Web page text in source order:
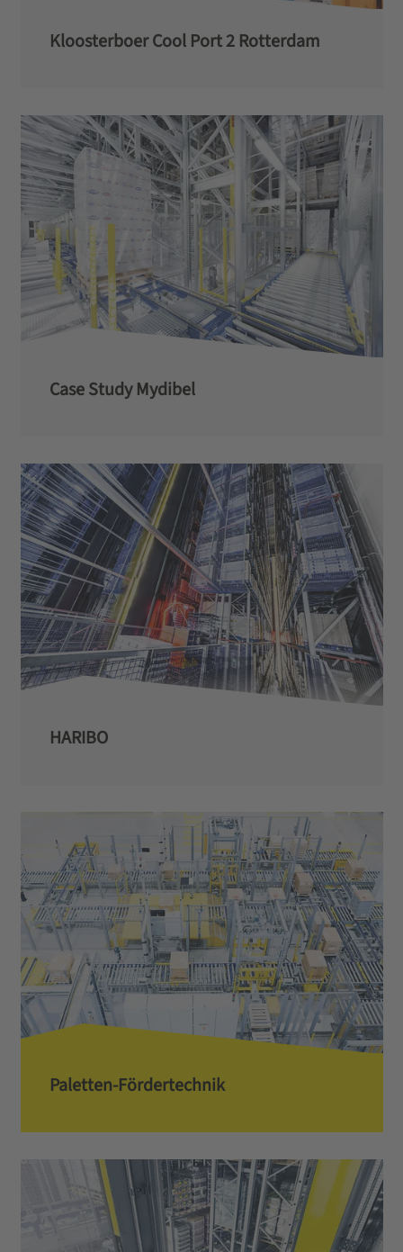
Kloosterboer Cool Port 2 Rotterdam
Case Study Mydibel
HARIBO
Paletten-Fördertechnik